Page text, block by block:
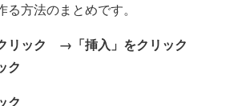
方法のまとめです。
リック →「挿入」をクリック
ク
ク